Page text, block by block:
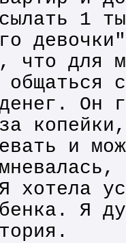
1
что для
Он
и
хотела
Я